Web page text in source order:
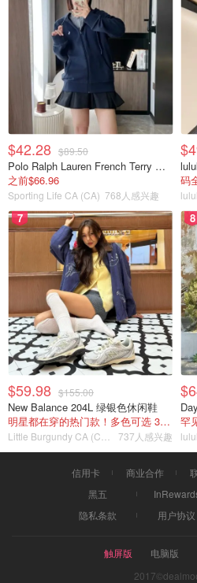
$42.28 $89.50
Polo Ralph Lauren French Terry 女童连帽卫衣 7-16码
之前$66.96
Sporting Life CA (CA) 768人感兴趣
码
7
$59.98 $155.00
New Balance 204L 绿银色休闲鞋
明星都在穿的热门款！多色可选 3.8折
737人感兴趣
8
罕
信用卡 商业合作
黑五
隐私条款
用户协议
触屏版 电脑版